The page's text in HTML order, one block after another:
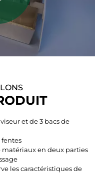
et de 3 bacs de
fentes
matériaux en deux parties
les caractéristiques de